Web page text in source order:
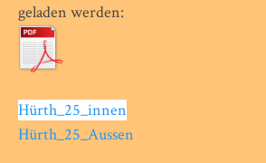
geladen werden:
Hürth_25_innen
Hürth_25_Aussen